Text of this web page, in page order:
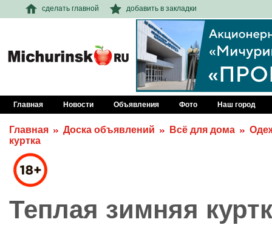
сделать главной добавить в закладки
Главная Новости Объявления Фото Наш город
Главная Доска объявлений Всё для дома
куртка
Теплая зимняя